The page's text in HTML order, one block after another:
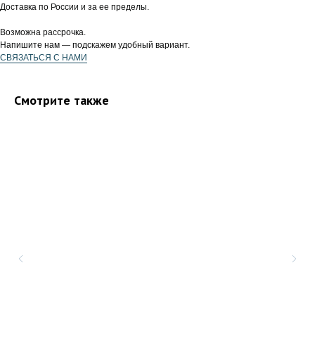
Доставка по России и за ее пределы.
Возможна рассрочка.
Напишите нам — подскажем удобный вариант.
СВЯЗАТЬСЯ С НАМИ
Смотрите также